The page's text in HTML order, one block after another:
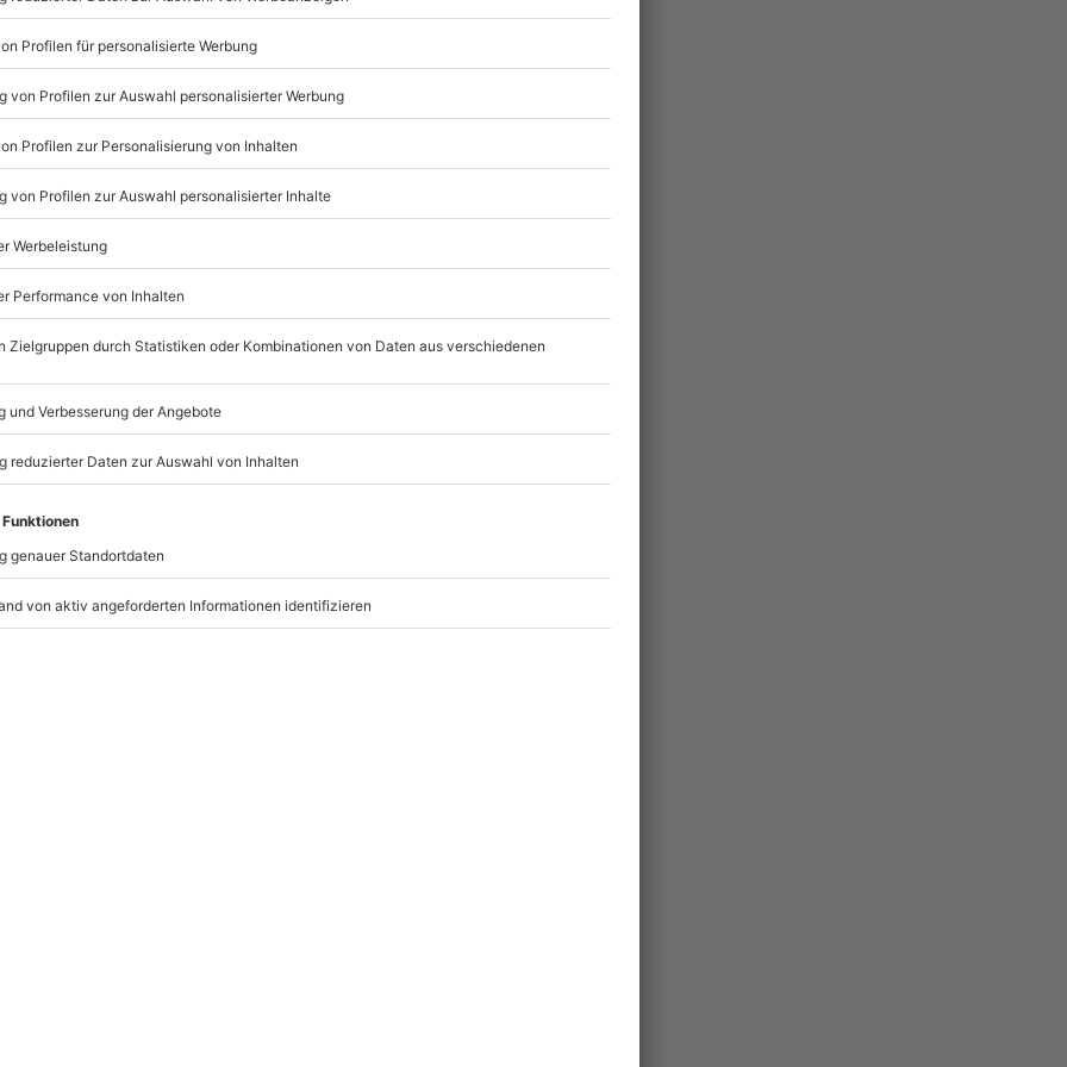
S steuerst Du selbst
Deutschlands. Der
tiefe Bodenwellen und
Offroadreifen meisterst Du mit
und jede Steigung – und
Leistung und Präzision.
ehemaligen Steinbruchs wird
Lass Dich von der Kraft
Leidenschaft fürs Gelände neu.
in Besitz)
© OpenStreetMaps
mydaysGmbH
Mühldorfstraße 8
außer an bundesweiten